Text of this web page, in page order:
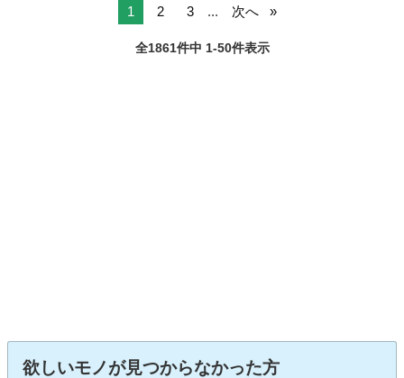
1 2 3 ... 次へ
全1861件中 1-50件表示
欲しいモノが見つからなかった方